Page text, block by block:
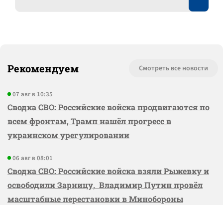
Рекомендуем Смотреть все новости
07 авг в 10:35
Сводка СВО: Российские войска продвигаются по
всем фронтам, Трамп нашёл прогресс в
украинском урегулировании
06 авг в 08:01
Сводка СВО: Российские войска взяли Рыжевку и
освободили Зарницу, Владимир Путин провёл
масштабные перестановки в Минобороны